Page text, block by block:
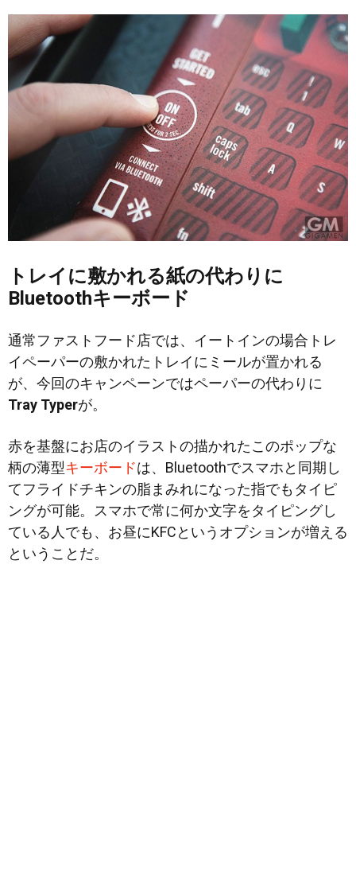
トレイに敷かれる紙の代わりに
Bluetoothキーボード
通常ファストフード店では、イートインの場合トレ
イペーパーの敷かれたトレイにミールが置かれる
が、今回のキャンペーンではペーパーの代わりに
Tray Typerが。
赤を基盤にお店のイラストの描かれたこのポップな
柄の薄型キーボードは、Bluetoothでスマホと同期し
てフライドチキンの脂まみれになった指でもタイピ
ングが可能。スマホで常に何か文字をタイピングし
ている人でも、お昼にKFCというオプションが増える
ということだ。